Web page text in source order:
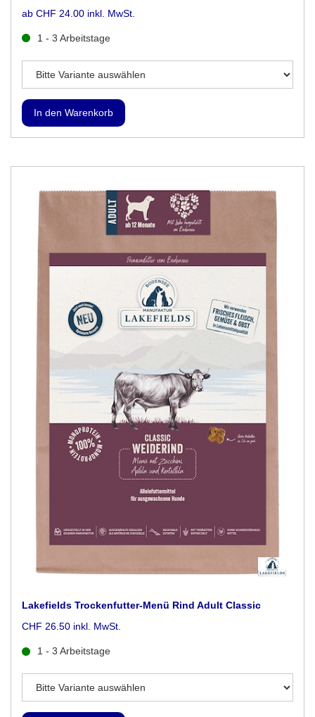
ab CHF 24.00 inkl. MwSt.
1 - 3 Arbeitstage
Lakefields Trockenfutter-Menü Rind Adult Classic
CHF 26.50 inkl. MwSt.
1 - 3 Arbeitstage